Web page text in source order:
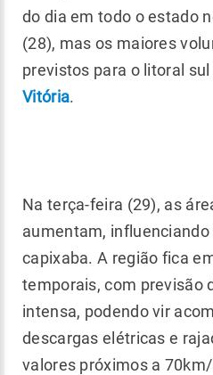
do dia em todo o estado
(28), mas os maiores
previstos para o litoral
Vitória.
Na terça-feira (29), as
aumentam,
capixaba. A região fica
temporais, com previsão
intensa, podendo vir
descargas elétricas e
valores próximos a